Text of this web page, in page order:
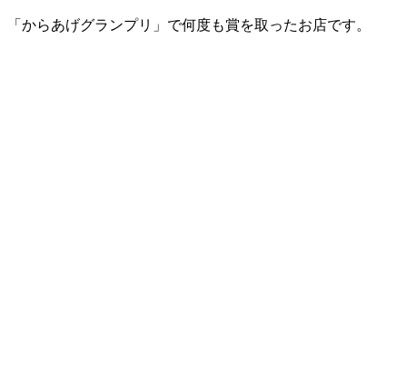
「からあげグランプリ」で何度も賞を取ったお店です。